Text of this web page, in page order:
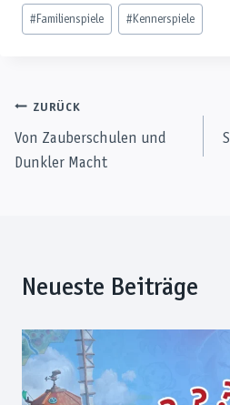
Schlagworte:
# Familienspiele # Kennerspiele
Beitragsnavigation
ZURÜCK
Von Zauberschulen und
Dunkler Macht
Neueste Beiträge